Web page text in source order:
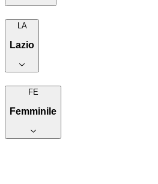
LA
Lazio
FE
Femminile